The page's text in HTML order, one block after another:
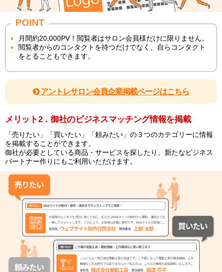
POINT
月間約20,000PV！閲覧者はサロン会員様だけに限りません。
閲覧者からのコンタクトを待つだけでなく、自らコンタクト
をとることもできます。
アントレサロン会員企業掲載ページはこちら
メリット2．御社のビジネスマッチング情報を掲載
「売りたい」「買いたい」「頼みたい」の３つのカテゴリーに情報
を掲載することができます。
御社が必要としている商品・サービスを探したり、新たなビジネス
パートナー作りにもご利用いただけます。